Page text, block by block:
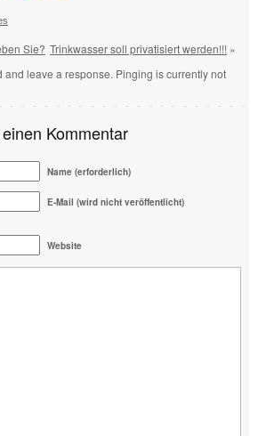
Sie? Trinkwasser soll privatisiert werden!!! »
and leave a response. Pinging is currently not
Kommentar
Name (erforderlich)
E-Mail (wird nicht veröffentlicht)
Website